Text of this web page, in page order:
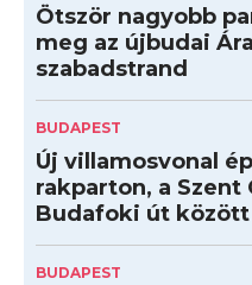
Ötször nagyobb
meg az újbudai
szabadstrand
BUDAPEST
Új villamosvonal
rakparton, a Szent
Budafoki út között
BUDAPEST